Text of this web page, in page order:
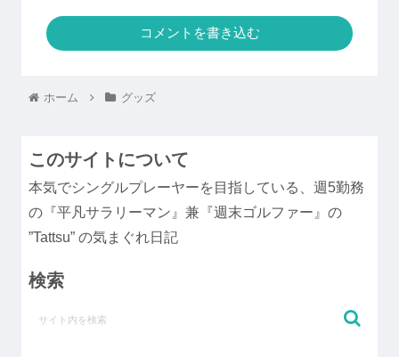
コメントを書き込む
ホーム グッズ
このサイトについて
本気でシングルプレーヤーを目指している、週5勤務
の『平凡サラリーマン』兼『週末ゴルファー』の
”Tattsu” の気まぐれ日記
検索